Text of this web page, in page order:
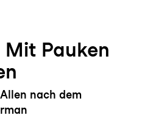
Pauken
nach dem